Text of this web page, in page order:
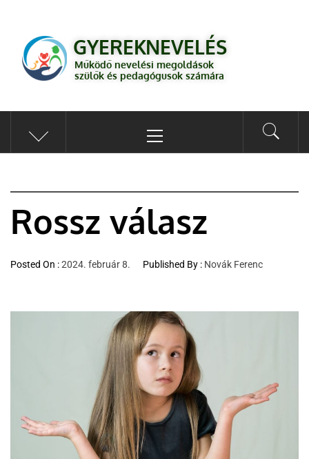
GYEREKNEVELÉS
számára
GYEREKNEVELÉS
Működő nevelési megoldások
szülők és pedagógusok számára
Rossz válasz
Posted On :2024. február 8. Published By : Novák Ferenc